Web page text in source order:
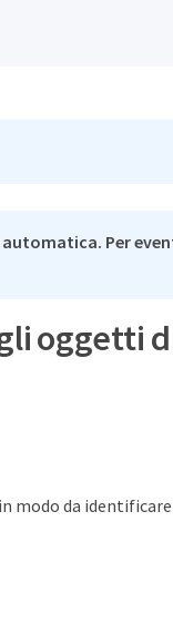
Per
oggetti
modo da